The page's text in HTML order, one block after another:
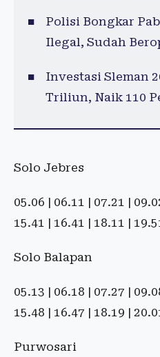
Polisi Bongkar
Ilegal, Sudah
Investasi Sleman
Triliun, Naik 110
Solo Jebres
05.06 | 06.11 | 07.21 |
15.41 | 16.41 | 18.11 |
Solo Balapan
05.13 | 06.18 | 07.27 |
15.48 | 16.47 | 18.19 |
Purwosari